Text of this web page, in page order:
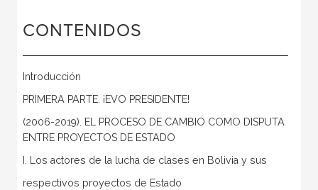
CONTENIDOS
Introducción
PRIMERA PARTE. ¡EVO PRESIDENTE!
(2006-2019). EL PROCESO DE CAMBIO COMO DISPUTA
ENTRE PROYECTOS DE ESTADO
I. Los actores de la lucha de clases en Bolivia y sus
respectivos proyectos de Estado